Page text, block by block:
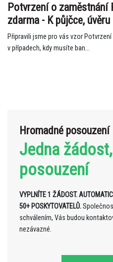
Potvrzení o zaměstnání
zdarma - K půjčce, úvěru
Připravili jsme pro vás vzor
v případech, kdy musíte ban...
Hromadné posouzení
Jedna
posouzení
VYPLNÍTE 1 ŽÁDOST.
50+ POSKYTOVATELŮ.
schválením, Vás budou
nezávazné.